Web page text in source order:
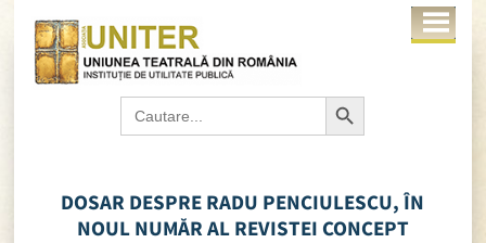
Search
for:
Search Button
DOSAR DESPRE RADU PENCIULESCU, ÎN
NOUL NUMĂR AL REVISTEI CONCEPT